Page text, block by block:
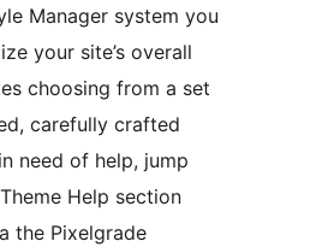
Manager system you
your site’s overall
choosing from a set
carefully crafted
need of help, jump
Help section
the Pixelgrade